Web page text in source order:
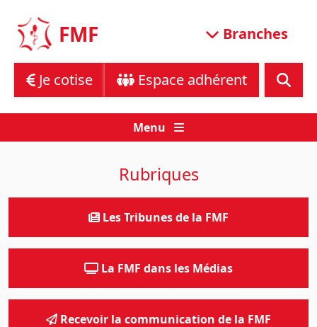
content
FMF Branches
Je cotise Espace adhérent
Menu
Rubriques
Les Tribunes de la FMF
La FMF dans les Médias
Recevoir la communication de la FMF